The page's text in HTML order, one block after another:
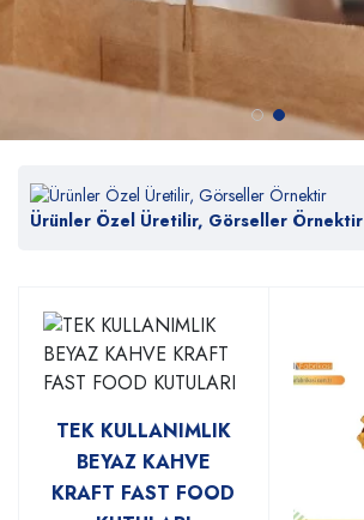
Ürünler Özel Üretilir, Görseller Örnektir
TEK KULLANIMLIK
BEYAZ KAHVE
KRAFT FAST FOOD